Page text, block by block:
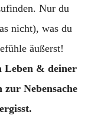
Nur du
nicht), was du
äußerst!
Leben & deiner
zur Nebensache